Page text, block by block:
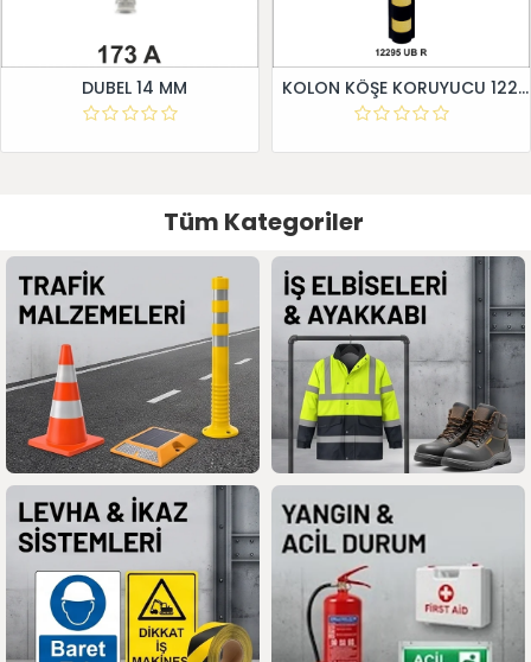
DUBEL 14 MM KOLON KÖŞE KORUYUCU 12295 UB R
Tüm Kategoriler